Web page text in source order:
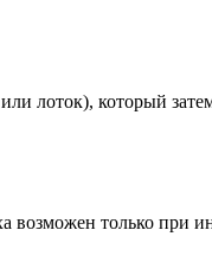
лоток), который
возможен только при